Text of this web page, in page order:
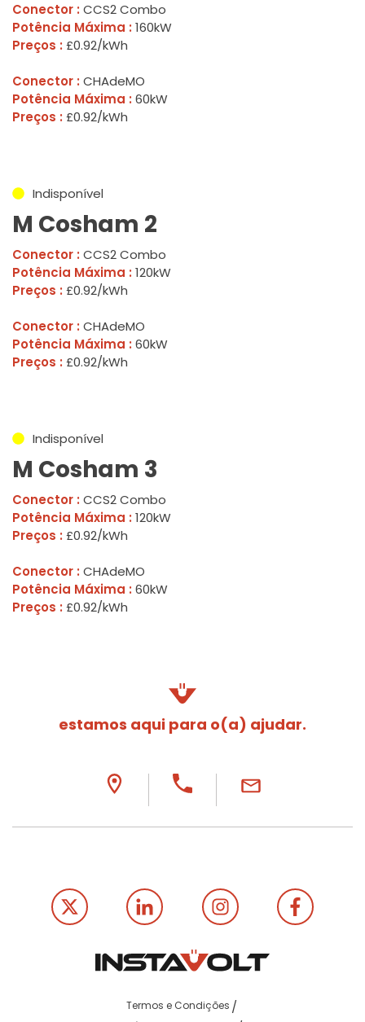
Conector : CCS2 Combo
Potência Máxima : 160kW
Preços : £0.92/kWh
Conector : CHAdeMO
Potência Máxima : 60kW
Preços : £0.92/kWh
Indisponível
M Cosham 2
Conector : CCS2 Combo
Potência Máxima : 120kW
Preços : £0.92/kWh
Conector : CHAdeMO
Potência Máxima : 60kW
Preços : £0.92/kWh
Indisponível
M Cosham 3
Conector : CCS2 Combo
Potência Máxima : 120kW
Preços : £0.92/kWh
Conector : CHAdeMO
Potência Máxima : 60kW
Preços : £0.92/kWh
estamos aqui para o(a) ajudar.
Termos e Condições